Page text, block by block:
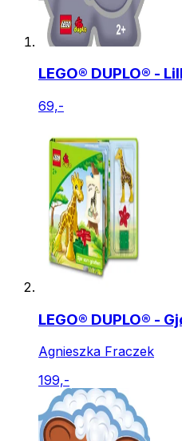
LEGO® DUPLO® -
69,-
LEGO® DUPLO® -
Agnieszka Fraczek
199,-